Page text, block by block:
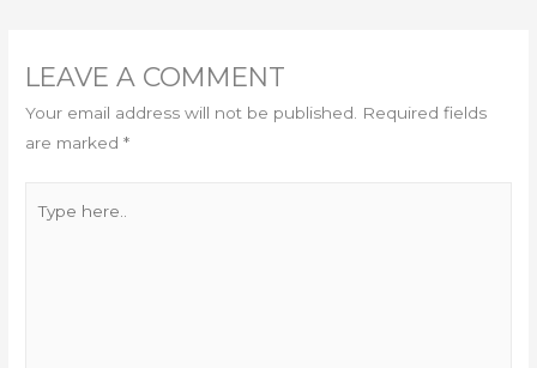
LEAVE A COMMENT
Your email address will not be published.
Required fields
are marked*
here..